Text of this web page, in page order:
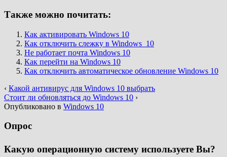
Также можно почитать:
Как активировать Windows 10
Как отключить слежку в Windows 10
Не работает почта Windows 10
Как перейти на Windows 10
Как отключить автоматическое обновление Windows 10
‹ Какой антивирус для Windows 10 выбрать
Стоит ли обновляться до Windows 10 ›
Опубликовано в Windows 10
Опрос
Какую операционную систему используете Вы?